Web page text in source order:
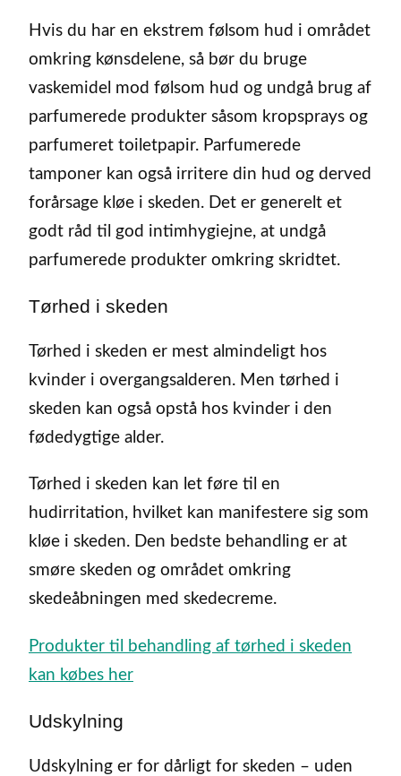
Hvis du har en ekstrem følsom hud i området
omkring kønsdelene, så bør du bruge
vaskemidel mod følsom hud og undgå brug af
parfumerede produkter såsom kropsprays og
parfumeret toiletpapir. Parfumerede
tamponer kan også irritere din hud og derved
forårsage kløe i skeden. Det er generelt et
godt råd til god intimhygiejne, at undgå
parfumerede produkter omkring skridtet.
Tørhed i skeden
Tørhed i skeden er mest almindeligt hos
kvinder i overgangsalderen. Men tørhed i
skeden kan også opstå hos kvinder i den
fødedygtige alder.
Tørhed i skeden kan let føre til en
hudirritation, hvilket kan manifestere sig som
kløe i skeden. Den bedste behandling er at
smøre skeden og området omkring
skedeåbningen med skedecreme.
Produkter til behandling af tørhed i skeden
kan købes her
Udskylning
Udskylning er for dårligt for skeden – uden